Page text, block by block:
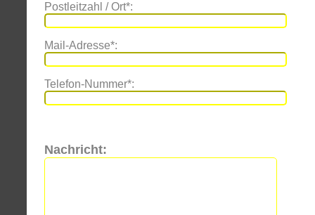
Postleitzahl / Ort*:
Mail-Adresse*:
Telefon-Nummer*:
Nachricht: